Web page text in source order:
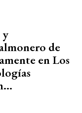
y
de
en Los